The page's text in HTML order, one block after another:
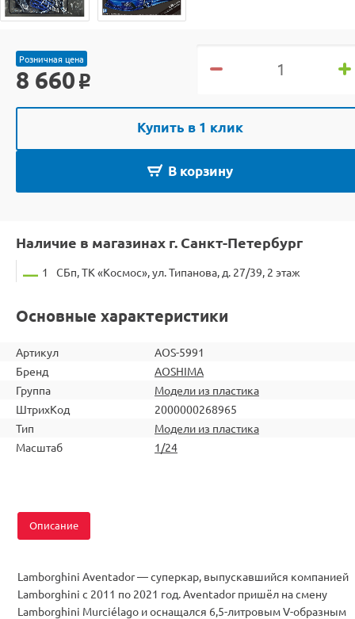
Розничная цена
8 660 o
Купить в 1 клик
В корзину
Наличие в магазинах г. Санкт-Петербург
1 СБп, ТК «Космос», ул. Типанова, д. 27/39, 2 этаж
Основные характеристики
Артикул
AOS-5991
Бренд
AOSHIMA
Группа
Модели из пластика
ШтрихКод
2000000268965
Тип
Модели из пластика
Масштаб
1/24
Описание
Lamborghini Aventador — суперкар, выпускавшийся компанией
Lamborghini с 2011 по 2021 год. Aventador пришёл на смену
Lamborghini Murciélago и оснащался 6,5-литровым V-образным